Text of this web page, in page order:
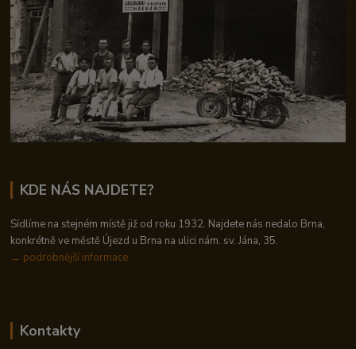
KDE NÁS NAJDETE?
Sídlíme na stejném místě již od roku 1932. Najdete nás nedalo Brna,
konkrétně ve městě Újezd u Brna na ulici nám. sv. Jána, 35.
→ podrobnější informace
Kontakty